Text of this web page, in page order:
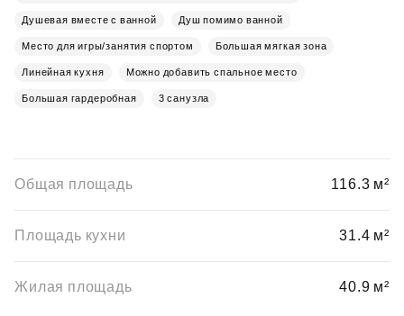
Душевая вместе с ванной Душ помимо ванной
Место для игры/занятия спортом Большая мягкая зона
Линейная кухня Можно добавить спальное место
Большая гардеробная 3 санузла
Общая площадь 116.3 м²
Площадь кухни 31.4 м²
Жилая площадь 40.9 м²